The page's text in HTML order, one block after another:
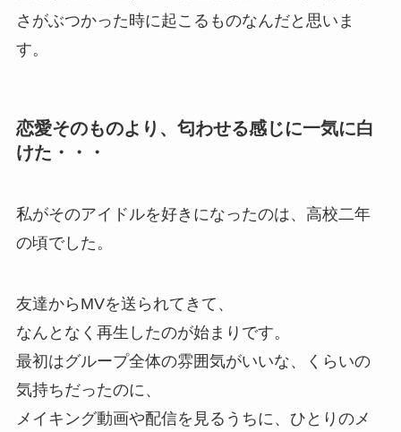
さがぶつかった時に起こるものなんだと思いま
す。
恋愛そのものより、匂わせる感じに一気に白
けた・・・
私がそのアイドルを好きになったのは、高校二年
の頃でした。
友達からMVを送られてきて、
なんとなく再生したのが始まりです。
最初はグループ全体の雰囲気がいいな、くらいの
気持ちだったのに、
メイキング動画や配信を見るうちに、ひとりのメ